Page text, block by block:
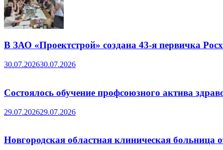
В ЗАО «Проектстрой» создана 43-я первичка
30.07.202630.07.2026
Состоялось обучение профсоюзного актива
29.07.202629.07.2026
Новгородская областная клиническая больница